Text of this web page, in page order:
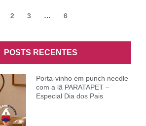
2 3 … 6
POSTS RECENTES
Porta-vinho em punch needle
com a lã PARATAPET –
Especial Dia dos Pais